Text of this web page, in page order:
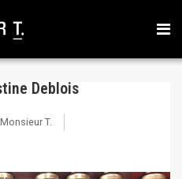
Deblois
T.